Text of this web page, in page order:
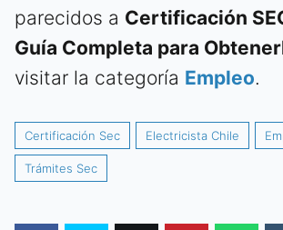
parecidos a Certificación
Guía Completa para
visitar la categoría Empleo.
Certificación Sec Electricista Chile
Trámites Sec